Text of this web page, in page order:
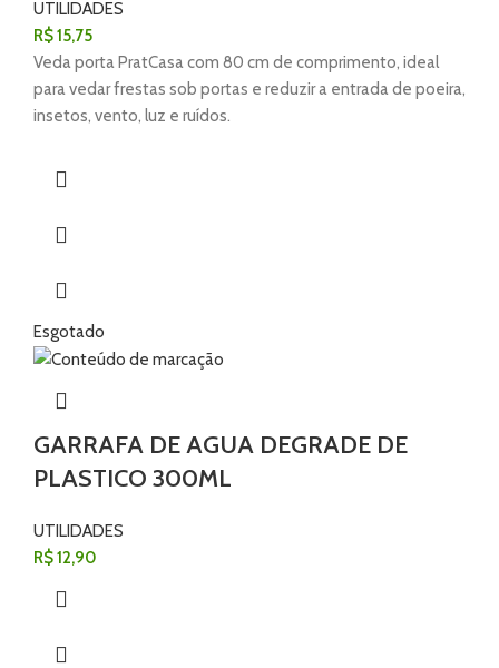
UTILIDADES
R$15,75
Veda porta PratCasa com 80 cm de comprimento, ideal
para vedar frestas sob portas e reduzir a entrada de poeira,
insetos, vento, luz e ruídos.
Esgotado
GARRAFA DE AGUA DEGRADE DE
PLASTICO 300ML
UTILIDADES
R$12,90